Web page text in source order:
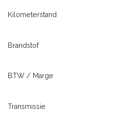
Kilometerstand
Brandstof
BTW / Marge
Transmissie